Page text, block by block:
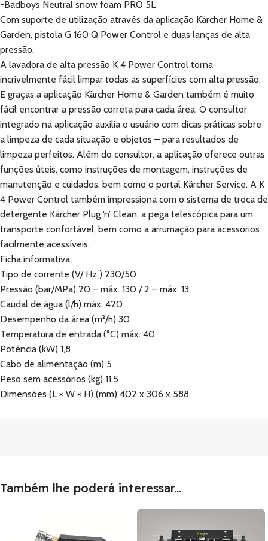
-Badboys Neutral snow foam PRO 5L
Com suporte de utilização através da aplicação Kärcher Home &
Garden, pistola G 160 Q Power Control e duas lanças de alta
pressão.
A lavadora de alta pressão K 4 Power Control torna
incrivelmente fácil limpar todas as superfícies com alta pressão.
E graças a aplicação Kärcher Home & Garden também é muito
fácil encontrar a pressão correta para cada área. O consultor
integrado na aplicação auxilia o usuário com dicas práticas sobre
a limpeza de cada situação e objetos – para resultados de
limpeza perfeitos. Além do consultor, a aplicação oferece outras
funções úteis, como instruções de montagem, instruções de
manutenção e cuidados, bem como o portal Kärcher Service. A K
4 Power Control também impressiona com o sistema de troca de
detergente Kärcher Plug ‘n’ Clean, a pega telescópica para um
transporte confortável, bem como a arrumação para acessórios
facilmente acessíveis.
Ficha informativa
Tipo de corrente (V/ Hz ) 230/50
Pressão (bar/MPa) 20 – máx. 130 / 2 – máx. 13
Caudal de água (l/h) máx. 420
Desempenho da área (m²/h) 30
Temperatura de entrada (°C) máx. 40
Potência (kW) 1,8
Cabo de alimentação (m) 5
Peso sem acessórios (kg) 11,5
Dimensões (L × W × H) (mm) 402 x 306 x 588
Também lhe poderá interessar...